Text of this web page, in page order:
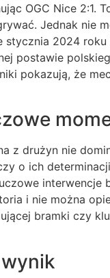
OGC Nice 2:1.
Jednak nie
stycznia 2024 roku
postawie
pokazują, że
z drużyn nie
o ich
interwencje
i nie można
bramki czy